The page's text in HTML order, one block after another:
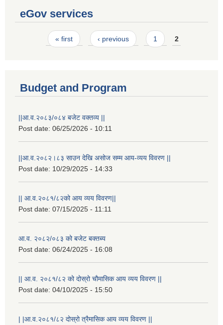
eGov services
Pages« first ‹ previous 1 2
Budget and Program
||आ.व.२०८३/०८४ बजेट वक्तव्य ||
Post date: 06/25/2026 - 10:11
||आ.व.२०८२।८३ साउन देखि असोज सम्म आय-व्यय विवरण ||
Post date: 10/29/2025 - 14:33
|| आ.व.२०८१/८२को आय व्यय विवरण||
Post date: 07/15/2025 - 11:11
आ.व. २०८२/०८३ को बजेट बक्तब्य
Post date: 06/24/2025 - 16:08
|| आ.व. २०८१/८२ को दोस्रो चौमासिक आय व्यय विवरण ||
Post date: 04/10/2025 - 15:50
| |आ.व.२०८१/८२ दोस्रो त्रैमासिक आय व्यय विवरण ||